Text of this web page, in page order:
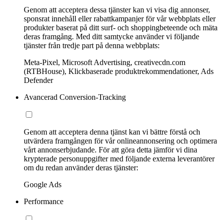
Genom att acceptera dessa tjänster kan vi visa dig annonser,
sponsrat innehåll eller rabattkampanjer för vår webbplats eller
produkter baserat på ditt surf- och shoppingbeteende och mäta
deras framgång. Med ditt samtycke använder vi följande
tjänster från tredje part på denna webbplats:
Meta-Pixel, Microsoft Advertising, creativecdn.com
(RTBHouse), Klickbaserade produktrekommendationer, Ads
Defender
Avancerad Conversion-Tracking
Genom att acceptera denna tjänst kan vi bättre förstå och
utvärdera framgången för vår onlineannonsering och optimera
vårt annonserbjudande. För att göra detta jämför vi dina
krypterade personuppgifter med följande externa leverantörer
om du redan använder deras tjänster:
Google Ads
Performance